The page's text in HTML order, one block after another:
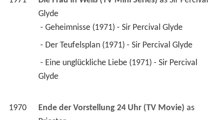
Glyde
- Geheimnisse (1971) - Sir Percival Glyde
- Der Teufelsplan (1971) - Sir Percival Glyde
Glyde
1970 Ende der Vorstellung 24 Uhr (TV Movie)
as